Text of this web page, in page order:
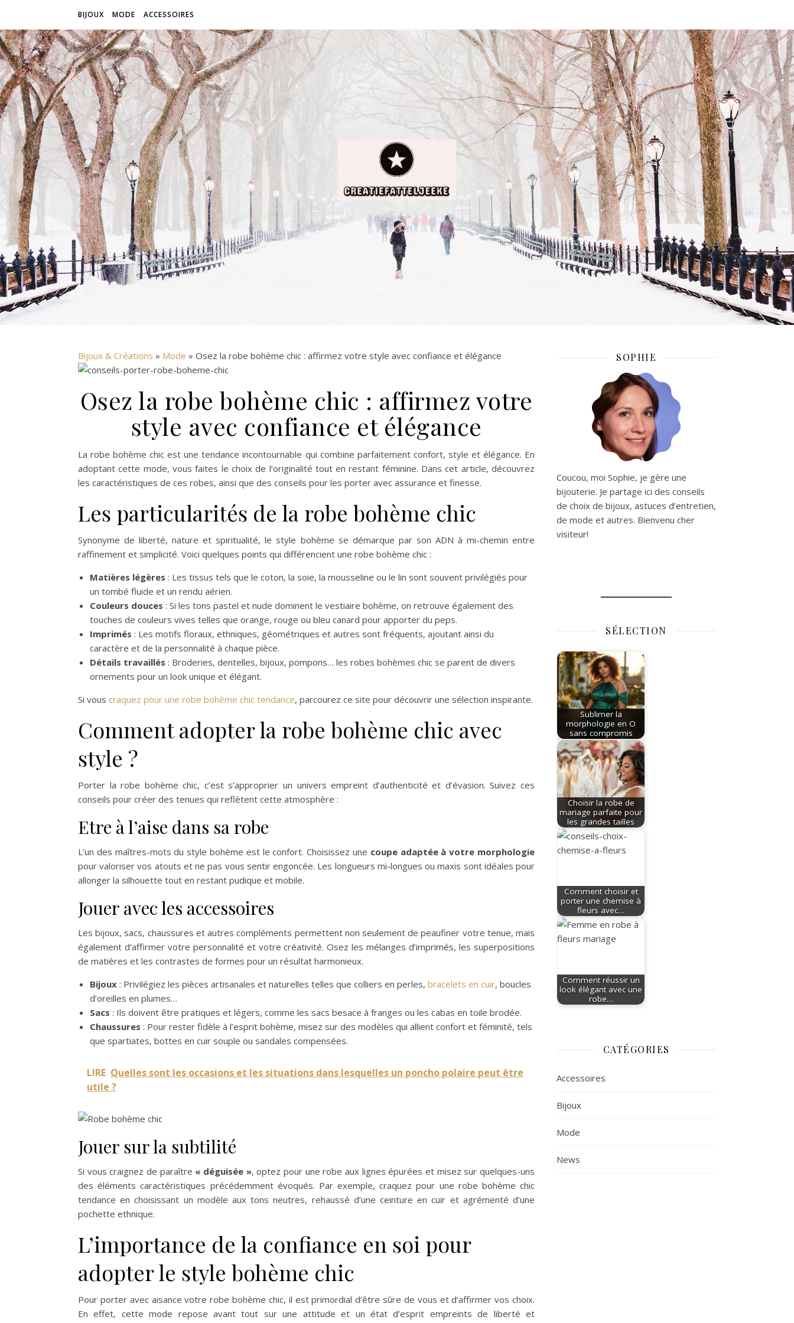
BIJOUX MODE ACCESSOIRES
Bijoux & Créations » Mode » Osez la robe bohème chic : affirmez votre style avec confiance et élégance
Osez la robe bohème chic : affirmez votre
style avec confiance et élégance
La robe bohème chic est une tendance incontournable qui combine parfaitement confort, style et élégance. En
adoptant cette mode, vous faites le choix de l’originalité tout en restant féminine. Dans cet article, découvrez
les caractéristiques de ces robes, ainsi que des conseils pour les porter avec assurance et finesse.
Les particularités de la robe bohème chic
Synonyme de liberté, nature et spiritualité, le style bohème se démarque par son ADN à mi-chemin entre
raffinement et simplicité. Voici quelques points qui différencient une robe bohème chic :
Matières légères : Les tissus tels que le coton, la soie, la mousseline ou le lin sont souvent privilégiés pour
un tombé fluide et un rendu aérien.
Couleurs douces : Si les tons pastel et nude dominent le vestiaire bohème, on retrouve également des
touches de couleurs vives telles que orange, rouge ou bleu canard pour apporter du peps.
Imprimés : Les motifs floraux, ethniques, géométriques et autres sont fréquents, ajoutant ainsi du
caractère et de la personnalité à chaque pièce.
Détails travaillés : Broderies, dentelles, bijoux, pompons… les robes bohèmes chic se parent de divers
ornements pour un look unique et élégant.
Si vous craquez pour une robe bohème chic tendance, parcourez ce site pour découvrir une sélection inspirante.
Comment adopter la robe bohème chic avec
style ?
Porter la robe bohème chic, c’est s’approprier un univers empreint d’authenticité et d’évasion. Suivez ces
conseils pour créer des tenues qui reflètent cette atmosphère :
Etre à l’aise dans sa robe
L’un des maîtres-mots du style bohème est le confort. Choisissez une coupe adaptée à votre morphologie
pour valoriser vos atouts et ne pas vous sentir engoncée. Les longueurs mi-longues ou maxis sont idéales pour
allonger la silhouette tout en restant pudique et mobile.
Jouer avec les accessoires
Les bijoux, sacs, chaussures et autres compléments permettent non seulement de peaufiner votre tenue, mais
également d’affirmer votre personnalité et votre créativité. Osez les mélanges d’imprimés, les superpositions
de matières et les contrastes de formes pour un résultat harmonieux.
Bijoux : Privilégiez les pièces artisanales et naturelles telles que colliers en perles, bracelets en cuir, boucles
d’oreilles en plumes…
Sacs : Ils doivent être pratiques et légers, comme les sacs besace à franges ou les cabas en toile brodée.
Chaussures : Pour rester fidèle à l’esprit bohème, misez sur des modèles qui allient confort et féminité, tels
que spartiates, bottes en cuir souple ou sandales compensées.
LIRE Quelles sont les occasions et les situations dans lesquelles un poncho polaire peut être
utile ?
Jouer sur la subtilité
Si vous craignez de paraître « déguisée », optez pour une robe aux lignes épurées et misez sur quelques-uns
des éléments caractéristiques précédemment évoqués. Par exemple, craquez pour une robe bohème chic
tendance en choisissant un modèle aux tons neutres, rehaussé d’une ceinture en cuir et agrémenté d’une
pochette ethnique.
L’importance de la confiance en soi pour
adopter le style bohème chic
Pour porter avec aisance votre robe bohème chic, il est primordial d’être sûre de vous et d’affirmer vos choix.
En effet, cette mode repose avant tout sur une attitude et un état d’esprit empreints de liberté et
SOPHIE
Coucou, moi Sophie, je gère une
bijouterie. Je partage ici des conseils
de choix de bijoux, astuces d’entretien,
de mode et autres. Bienvenu cher
visiteur!
SÉLECTION
Sublimer la
morphologie en O
sans compromis
Choisir la robe de
mariage parfaite pour
les grandes tailles
Comment choisir et
porter une chemise à
fleurs avec…
Comment réussir un
look élégant avec une
robe…
CATÉGORIES
Accessoires
Bijoux
Mode
News